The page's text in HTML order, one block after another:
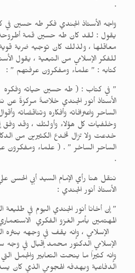
.
واجه الأستاذ الجندي فكر طه حسين في
يقول : لقد كان طه حسين قمة
معاقلها ، ولذلك كان توجيه ضربة قوية
للفكر الإسلامي من التبعية ، يقول
كتابه : ” علماء ومفكرون عرفتهم ” :
” في كتاب : ( طه حسين حياته وفكره
الأستاذ أنور الجندي خلاصةً مركزةً
الساحر واعترافاته وأفكاره وتناقضاته
وخلفيات كل هؤلاء وأولئك ، وقد وفق إلى
خدعت ولا تزال تخدع الكثيرين من
.
ننقل هنا رأي الإمام السيد أبي الحسن
الأستاذ أنور الجندي :
” إن أخانا أنور الجندي اليوم في طليعة
المهتمين بأمر الغزو الفكري الاستعماري
الإسلامي ، وإنه يقف في وجهه بنثره
الإسلامي الدكتور محمد إقبال في وجه
وإنه كثيراً ما ينحت التعابير والجمل التي
الدفاعية وبهدفه الهجومي الذي كان